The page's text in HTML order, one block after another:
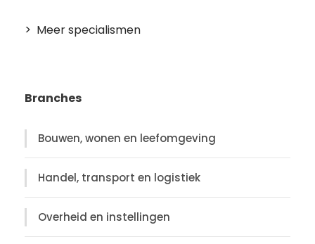
Meer specialismen
Branches
Bouwen, wonen en leefomgeving
Handel, transport en logistiek
Overheid en instellingen